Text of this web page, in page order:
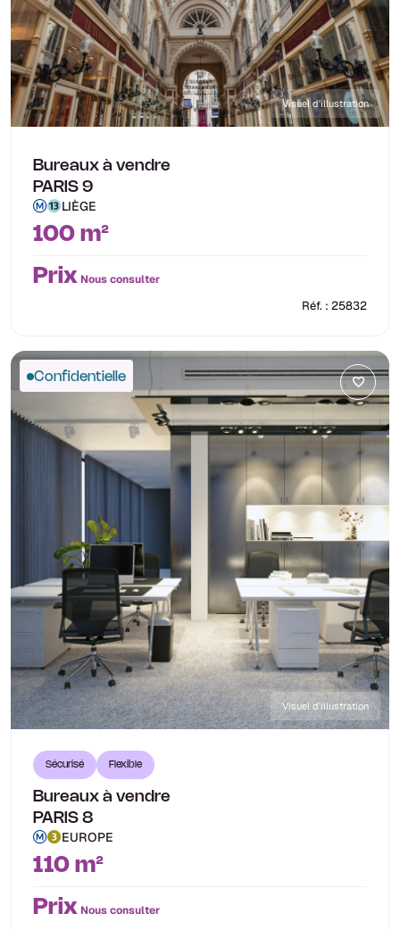
Visuel d'illustration
Bureaux à vendre
PARIS 9
LIÈGE
100 m²
Prix Nous consulter
Réf. : 25832
Confidentielle
Visuel d'illustration
Sécurisé Flexible
Bureaux à vendre
PARIS 8
EUROPE
110 m²
Prix Nous consulter